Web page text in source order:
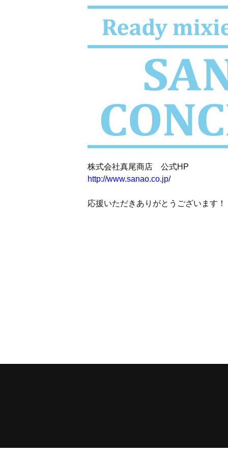
株式会社真尾商店 公式HP
http://www.sanao.co.jp/
応援いただきありがとうございます！